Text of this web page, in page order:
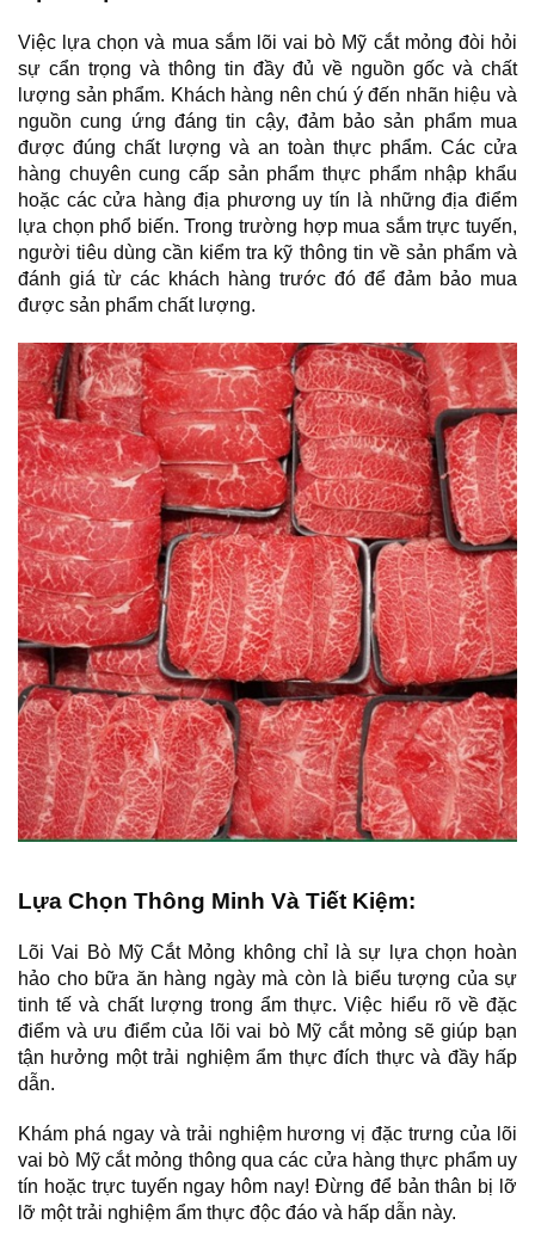
Việc lựa chọn và mua sắm lõi vai bò Mỹ cắt mỏng đòi hỏi
sự cẩn trọng và thông tin đầy đủ về nguồn gốc và chất
lượng sản phẩm. Khách hàng nên chú ý đến nhãn hiệu và
nguồn cung ứng đáng tin cậy, đảm bảo sản phẩm mua
được đúng chất lượng và an toàn thực phẩm. Các cửa
hàng chuyên cung cấp sản phẩm thực phẩm nhập khẩu
hoặc các cửa hàng địa phương uy tín là những địa điểm
lựa chọn phổ biến. Trong trường hợp mua sắm trực tuyến,
người tiêu dùng cần kiểm tra kỹ thông tin về sản phẩm và
đánh giá từ các khách hàng trước đó để đảm bảo mua
được sản phẩm chất lượng.
Lựa Chọn Thông Minh Và Tiết Kiệm:
Lõi Vai Bò Mỹ Cắt Mỏng không chỉ là sự lựa chọn hoàn
hảo cho bữa ăn hàng ngày mà còn là biểu tượng của sự
tinh tế và chất lượng trong ẩm thực. Việc hiểu rõ về đặc
điểm và ưu điểm của lõi vai bò Mỹ cắt mỏng sẽ giúp bạn
tận hưởng một trải nghiệm ẩm thực đích thực và đầy hấp
dẫn.
Khám phá ngay và trải nghiệm hương vị đặc trưng của lõi
vai bò Mỹ cắt mỏng thông qua các cửa hàng thực phẩm uy
tín hoặc trực tuyến ngay hôm nay! Đừng để bản thân bị lỡ
lỡ một trải nghiệm ẩm thực độc đáo và hấp dẫn này.